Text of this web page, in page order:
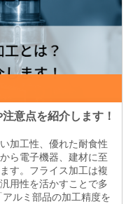
意点を紹介します！
加工性、優れた耐食性
ら電子機器、建材に至
す。フライス加工は複
用性を活かすことで多
ルミ部品の加工精度を